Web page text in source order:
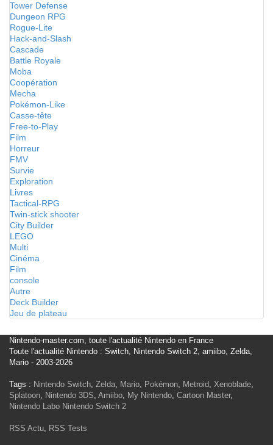
Tower Defense
Dungeon RPG
Rogue-Lite
Hack-and-Slash
Cascade
Battle Royale
Moba
Coopération
Mecha
Pokémon-Like
Casse-tête
Free-to-Play
Film
Horreur
FMV
Survie
Exploration
Livres
Tactical-RPG
Twin-stick shooter
City Builder
LEGO
Multi
Cinéma
Film
console
Autre
Deck Builder
Jeu de plateau
Nintendo-master.com, toute l'actualité Nintendo en France
Toute l'actualité Nintendo : Switch, Nintendo Switch 2, amiibo, Zelda,
Mario - 2003-2026
Tags : Nintendo Switch, Zelda, Mario, Pokémon, Metroid, Xenoblade,
Splatoon, Nintendo 3DS, Amiibo, My Nintendo, Cartoon Master,
Nintendo Labo Nintendo Switch 2
RSS Actu, RSS Tests